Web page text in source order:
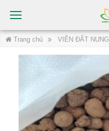
Trang chủ VIÊN ĐẤT NUNG